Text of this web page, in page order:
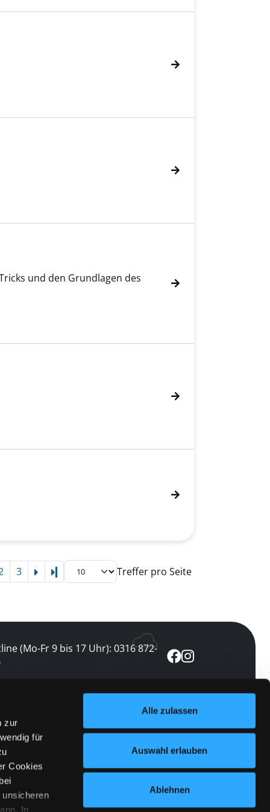
zur
für
Cookies
unsicheren
In
Alle zulassen
Auswahl erlauben
Ablehnen
und den Grundlagen des
3 Letzte Seite Treffer pro Seite
(Mo-Fr 9 bis 17 Uhr): 0316 872-
abonnieren
keine Veranstaltung verpassen
abonnieren